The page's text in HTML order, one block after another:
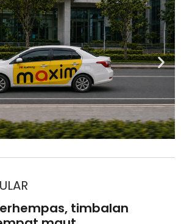
2026
timbalan